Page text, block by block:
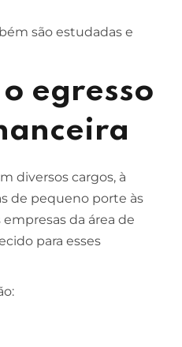
são estudadas e
egresso
diversos cargos, à
de pequeno porte às
da área de
para esses